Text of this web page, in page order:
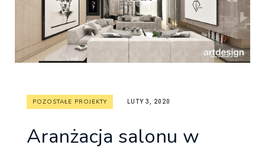
POZOSTAŁE PROJEKTY LUTY 3, 2020
Aranżacja salonu w